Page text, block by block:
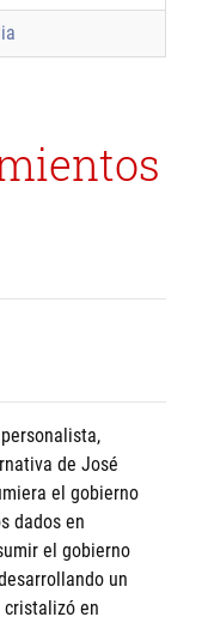
de José
el gobierno
dados en
el gobierno
un
cristalizó en